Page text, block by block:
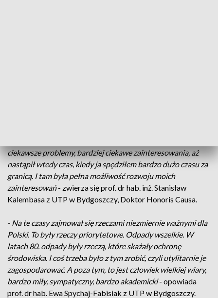
ciekawsze problemy, bardziej ciekawe zainteresowania, aż
nastąpił wtedy czas, kiedy ja spędziłem bardzo dużo czasu za
granicą. I tam była pełna możliwość rozwoju moich
zainteresowań- zwierza się prof. dr hab. inż. Stanisław
Kalembasa z UTP w Bydgoszczy, Doktor Honoris Causa.
- Na te czasy zajmował się rzeczami niezmiernie ważnymi dla
Polski. To były rzeczy priorytetowe. Odpady wszelkie. W
latach 80. odpady były rzeczą, które skażały ochronę
środowiska. I coś trzeba było z tym zrobić, czyli utylitarnie je
zagospodarować. A poza tym, to jest człowiek wielkiej wiary,
bardzo miły, sympatyczny, bardzo akademicki- opowiada
prof. dr hab. Ewa Spychaj-Fabisiak z UTP w Bydgoszczy.